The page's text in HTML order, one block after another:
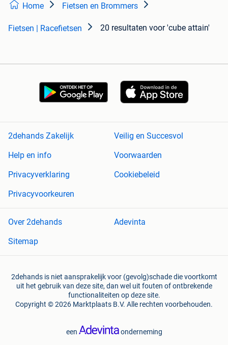
Home Fietsen en Brommers
Fietsen | Racefietsen 20 resultaten voor 'cube attain'
2dehands Zakelijk
Veilig en Succesvol
Help en info
Voorwaarden
Privacyverklaring
Cookiebeleid
Privacyvoorkeuren
Over 2dehands
Adevinta
Sitemap
2dehands is niet aansprakelijk voor (gevolg)schade die voortkomt
uit het gebruik van deze site, dan wel uit fouten of ontbrekende
functionaliteiten op deze site.
Copyright © 2026 Marktplaats B.V. Alle rechten voorbehouden.
een onderneming